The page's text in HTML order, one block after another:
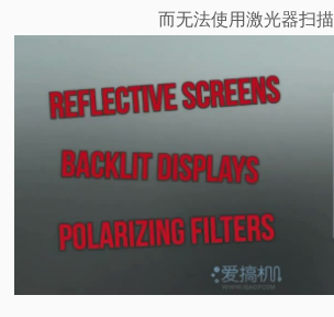
验
而无法使用激光器扫描